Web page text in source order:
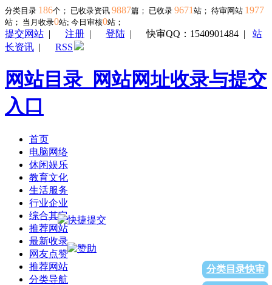
分类目录 186个； 已收录资讯 9887篇； 已收录 9671 站； 待审网站 1977
站； 当月收录0站; 今日审核0站；
提交网站 | 注册 | 登陆 |快审QQ：1540901484 | 站
长资讯 | RSS
网站目录_网站网址收录与提交
入口
首页
电脑网络
休闲娱乐
教育文化
生活服务
行业企业
综合其它
推荐网站
最新收录
网友点赞
推荐网站
分类导航
分类目录快审